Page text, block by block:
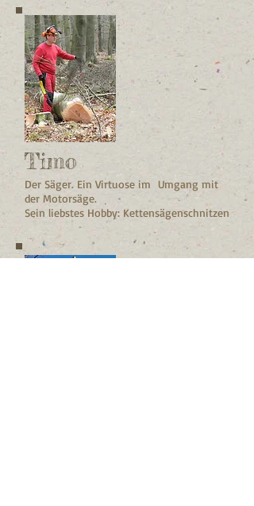
Timo
Der Säger. Ein Virtuose im Umgang mit
der Motorsäge.
Sein liebstes Hobby: Kettensägenschnitzen